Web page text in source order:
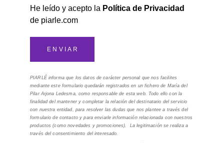
He leído y acepto la Política de Privacidad
de piarle.com
PIARLÉ informa que los datos de carácter personal que nos facilites
mediante este formulario quedarán registrados en un fichero de María del
Pilar Arjona Ledesma, como responsable de esta web. Todo ello con la
finalidad del mantener y completar la relación del destinatario del servicio
con nuestra entidad, para resolver las dudas que nos plantee a través del
formulario de contacto y para enviarle información relacionada con nuestros
productos (como novedades y promociones). La legitimación se realiza a
través del consentimiento del interesado.